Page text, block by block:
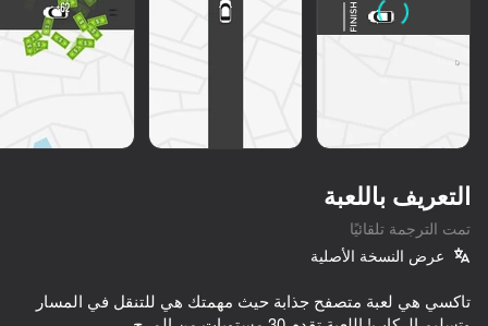
التعريف باللعبة
تمت الترجمة تلقائيًا
عرض النسخة الأصلية
تاكسي هي لعبة متصفح جذابة حيث مهمتك هي للتنقل في المسار